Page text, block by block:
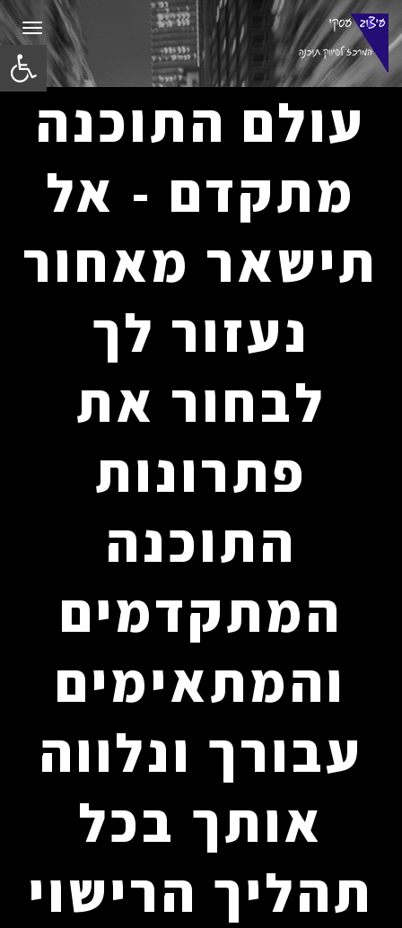
פתח
עולם התוכנה
מתקדם - אל
תישאר מאחור
נעזור לך
לבחור את
פתרונות
התוכנה
המתקדמים
והמתאימים
עבורך ונלווה
אותך בכל
תהליך הרישוי